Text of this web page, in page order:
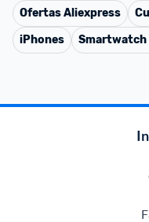
OfertasAliexpress
iPhones
Smartwatch